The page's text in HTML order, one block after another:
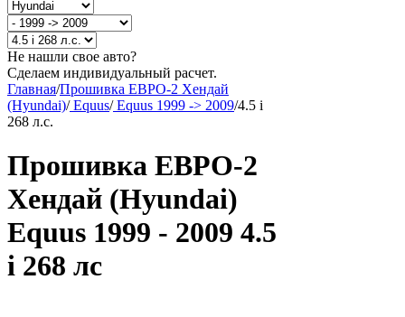
Не нашли свое авто?
Сделаем индивидуальный расчет.
Главная/Прошивка ЕВРО-2 Хендай
(Hyundai)/Equus/Equus 1999 -> 2009/4.5 i
268 л.с.
Прошивка ЕВРО-2
Хендай (Hyundai)
Equus 1999 - 2009 4.5
i 268 лс